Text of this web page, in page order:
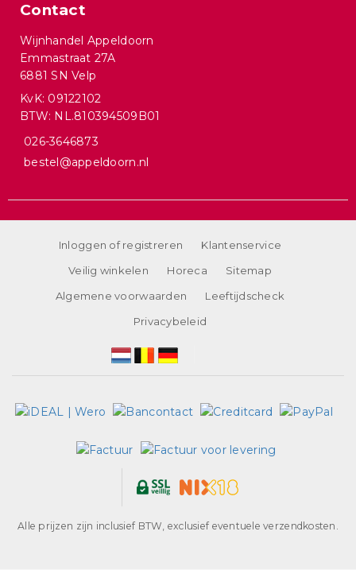
Contact
Wijnhandel Appeldoorn
Emmastraat 27A
6881 SN Velp
KvK: 09122102
BTW: NL.810394509B01
026-3646873
bestel@appeldoorn.nl
Inloggen of registreren
Klantenservice
Veilig winkelen
Horeca
Sitemap
Algemene voorwaarden
Leeftijdscheck
Privacybeleid
Alle prijzen zijn inclusief BTW, exclusief eventuele verzendkosten.